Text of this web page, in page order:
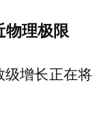
物理极限
增长正在将